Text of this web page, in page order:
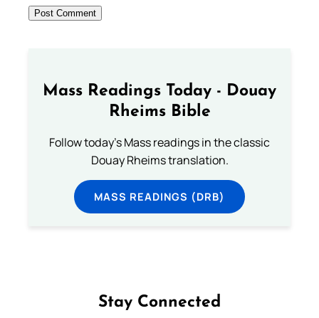
Mass Readings Today - Douay
Rheims Bible
Follow today's Mass readings in the classic
Douay Rheims translation.
MASS READINGS (DRB)
Stay Connected